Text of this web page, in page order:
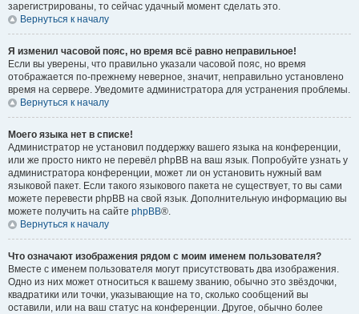
зарегистрированы, то сейчас удачный момент сделать это.
Вернуться к началу
Я изменил часовой пояс, но время всё равно неправильное!
Если вы уверены, что правильно указали часовой пояс, но время
отображается по-прежнему неверное, значит, неправильно установлено
время на сервере. Уведомите администратора для устранения проблемы.
Вернуться к началу
Моего языка нет в списке!
Администратор не установил поддержку вашего языка на конференции,
или же просто никто не перевёл phpBB на ваш язык. Попробуйте узнать у
администратора конференции, может ли он установить нужный вам
языковой пакет. Если такого языкового пакета не существует, то вы сами
можете перевести phpBB на свой язык. Дополнительную информацию вы
можете получить на сайте phpBB®.
Вернуться к началу
Что означают изображения рядом с моим именем пользователя?
Вместе с именем пользователя могут присутствовать два изображения.
Одно из них может относиться к вашему званию, обычно это звёздочки,
квадратики или точки, указывающие на то, сколько сообщений вы
оставили, или на ваш статус на конференции. Другое, обычно более